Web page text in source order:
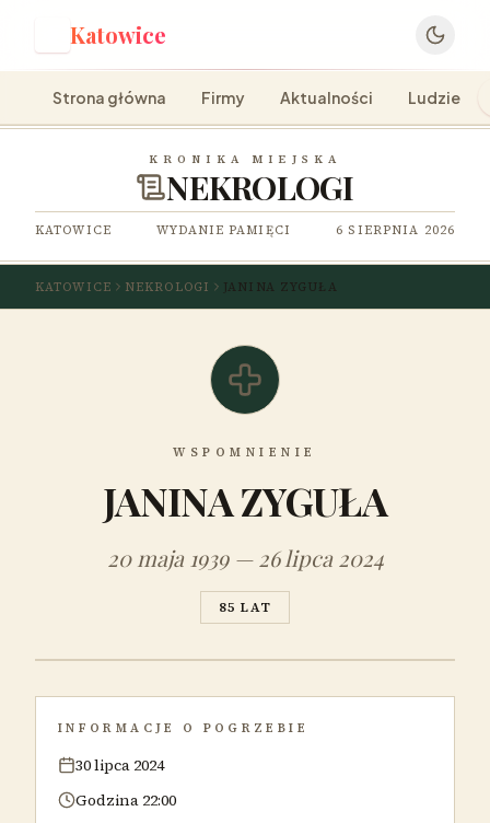
Katowice
Strona główna Firmy Aktualności Ludzie
KRONIKA MIEJSKA
NEKROLOGI
KATOWICE WYDANIE PAMIĘCI 6 SIERPNIA 2026
KATOWICE NEKROLOGI JANINA ZYGUŁA
WSPOMNIENIE
JANINA ZYGUŁA
20 maja 1939 — 26 lipca 2024
85 LAT
INFORMACJE O POGRZEBIE
30 lipca 2024
Godzina 22:00